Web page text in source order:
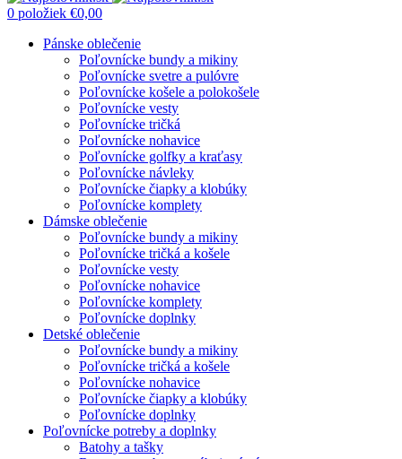
0 položiek €0,00
Pánske oblečenie
Poľovnícke bundy a mikiny
Poľovnícke svetre a pulóvre
Poľovnícke košele a polokošele
Poľovnícke vesty
Poľovnícke tričká
Poľovnícke nohavice
Poľovnícke golfky a kraťasy
Poľovnícke návleky
Poľovnícke čiapky a klobúky
Poľovnícke komplety
Dámske oblečenie
Poľovnícke bundy a mikiny
Poľovnícke tričká a košele
Poľovnícke vesty
Poľovnícke nohavice
Poľovnícke komplety
Poľovnícke doplnky
Detské oblečenie
Poľovnícke bundy a mikiny
Poľovnícke tričká a košele
Poľovnícke nohavice
Poľovnícke čiapky a klobúky
Poľovnícke doplnky
Poľovnícke potreby a doplnky
Batohy a tašky